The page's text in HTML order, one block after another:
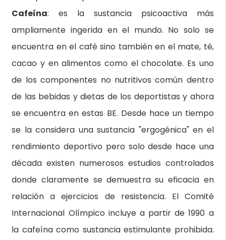
Cafeína: es la sustancia psicoactiva más
ampliamente ingerida en el mundo. No solo se
encuentra en el café sino también en el mate, té,
cacao y en alimentos como el chocolate. Es uno
de los componentes no nutritivos común dentro
de las bebidas y dietas de los deportistas y ahora
se encuentra en estas BE. Desde hace un tiempo
se la considera una sustancia "ergogénica" en el
rendimiento deportivo pero solo desde hace una
década existen numerosos estudios controlados
donde claramente se demuestra su eficacia en
relación a ejercicios de resistencia. El Comité
Internacional Olímpico incluye a partir de 1990 a
la cafeína como sustancia estimulante prohibida.